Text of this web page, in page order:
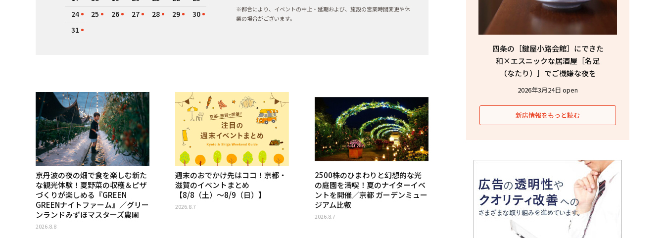
24
25 26 27 28 29
30
31
※都合により、イベントの中止・延期および、施設の営業時間変更や休
業の場合がございます。
京丹波の夜の畑で食を楽しむ新た
な観光体験！夏野菜の収穫＆ピザ
づくりが楽しめる『GREEN
GREENナイトファーム』／グリー
ンランドみずほマスターズ農園
2026.8.8
週末のおでかけ先はココ！京都・
滋賀のイベントまとめ
【8/8（土）〜8/9（日）】
2026.8.7
2500株のひまわりと幻想的な光
の庭園を満喫！夏のナイターイベ
ントを開催／京都 ガーデンミュー
ジアム比叡
2026.8.7
四条の［鍵屋小路会館］にできた
和×エスニックな居酒屋［名足
（なたり）］でご機嫌な夜を
2026年3月24日 open
新店情報をもっと読む